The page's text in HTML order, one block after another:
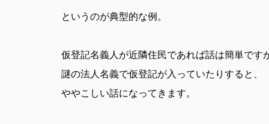
というのが典型的な例。
仮登記名義人が近隣住民であれば話は簡単です
謎の法人名義で仮登記が入っていたりすると、
ややこしい話になってきます。